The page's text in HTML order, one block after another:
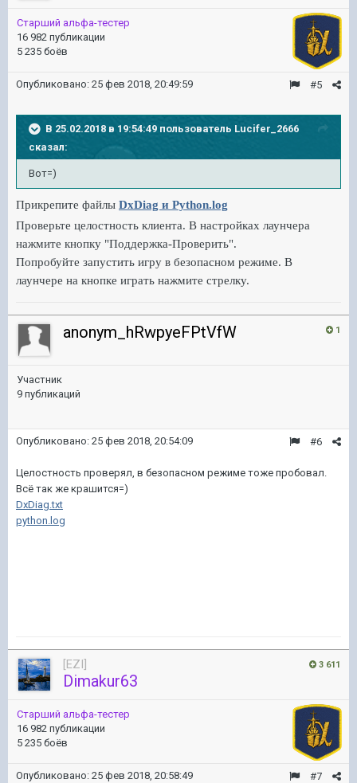
Старший альфа-тестер
16 982 публикации
5 235 боёв
#5
Опубликовано: 25 фев 2018, 20:49:59
В 25.02.2018 в 19:54:49 пользователь Lucifer_2666
сказал:
Вот=)
Прикрепите файлы DxDiag и Python.log
Проверьте целостность клиента. В настройках лаунчера
нажмите кнопку "Поддержка-Проверить".
Попробуйте запустить игру в безопасном режиме. В
лаунчере на кнопке играть нажмите стрелку.
1
anonym_hRwpyeFPtVfW
Участник
9 публикаций
#6
Опубликовано: 25 фев 2018, 20:54:09
Целостность проверял, в безопасном режиме тоже пробовал.
Всё так же крашится=)
DxDiag.txt
python.log
3 611
[EZI]
Dimakur63
Старший альфа-тестер
16 982 публикации
5 235 боёв
#7
Опубликовано: 25 фев 2018, 20:58:49